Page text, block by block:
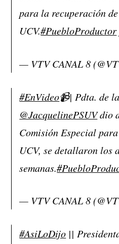
para la recuperación
UCV.#PuebloProductor
— VTV CANAL 8
#EnVideo📹| Pdta. de
@JacquelinePSUVdio
Comisión Especial
UCV, se detallaron los
semanas.
— VTV CANAL 8
#AsiLoDijo ||